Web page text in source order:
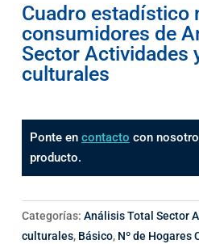
Cuadro estadístico
consumidores de
Sector Actividades
culturales
Ponte en contacto con
producto.
Categorías: Análisis Total Sector
culturales, Básico, Nº de Hogares